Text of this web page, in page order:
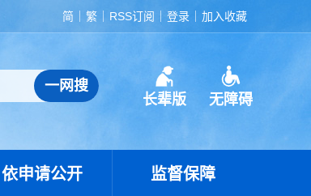
简 繁 RSS订阅 登录 加入收藏
长辈版 无障碍
依申请公开 监督保障